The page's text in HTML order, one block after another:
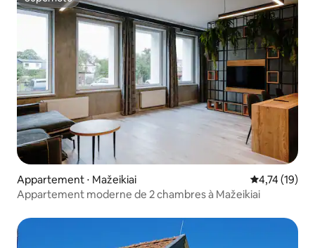
Superhôte
Appartement ⋅ Mažeikiai Évaluation
4,74 (19)
Appartement moderne de 2 chambres à Mažeikiai